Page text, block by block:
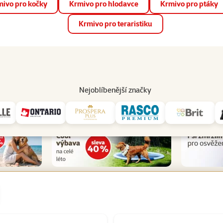
📱 Stáhněte si novou aplikaci Super zoo.Více informací
pro kočky Krmivo pro hlodavce Krmivo pro ptáky
Krmivo pro teraristiku
Nejoblíbenější značky
Prodejny Služby
Všechny akční produkty pro psy